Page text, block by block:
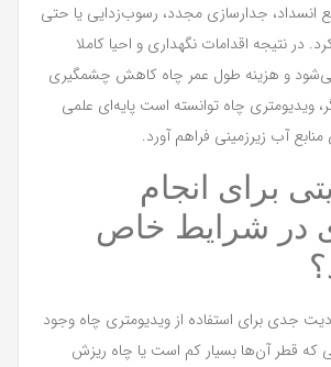
انسداد، جدارسازی مجدد، رسوب‌زدایی یا حتی
در نتیجه اقدامات نگهداری و احیا کاملا
و هزینه طول عمر چاه کاهش چشمگیری
ویدیومتری چاه توانسته است پایه‌ای علمی
آب زیرزمینی فراهم آورد.
برای انجام
در شرایط خاص
جدی برای استفاده از ویدیومتری چاه وجود
که قطر آن‌ها بسیار کم است یا چاه ریزش